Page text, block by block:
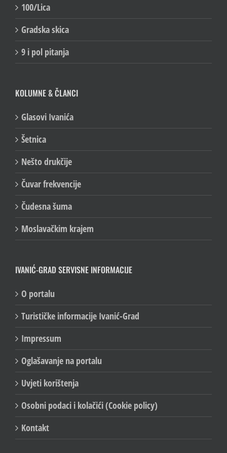
100/Lica
Gradska skica
9 i pol pitanja
KOLUMNE & ČLANCI
Glasovi Ivanića
Šetnica
Nešto drukčije
Čuvar frekvencije
Čudesna šuma
Moslavačkim krajem
IVANIĆ-GRAD SERVISNE INFORMACIJE
O portalu
Turističke informacije Ivanić-Grad
Impressum
Oglašavanje na portalu
Uvjeti korištenja
Osobni podaci i kolačići (Cookie policy)
Kontakt